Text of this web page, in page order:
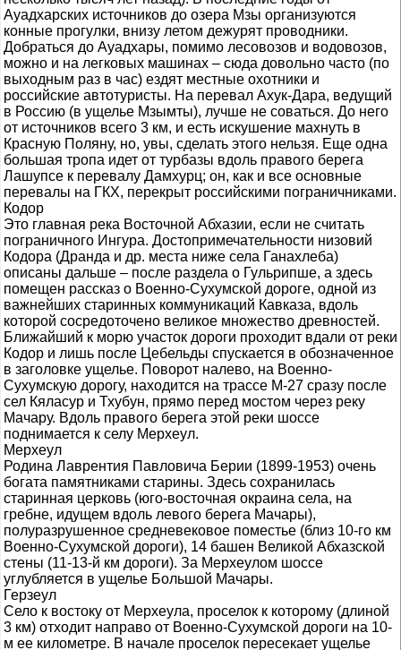
Ауадхарских источников до озера Мзы организуются
конные прогулки, внизу летом дежурят проводники.
Добраться до Ауадхары, помимо лесовозов и водовозов,
можно и на легковых машинах – сюда довольно часто (по
выходным раз в час) ездят местные охотники и
российские автотуристы. На перевал Ахук-Дара, ведущий
в Россию (в ущелье Мзымты), лучше не соваться. До него
от источников всего 3 км, и есть искушение махнуть в
Красную Поляну, но, увы, сделать этого нельзя. Еще одна
большая тропа идет от турбазы вдоль правого берега
Лашупсе к перевалу Дамхурц; он, как и все основные
перевалы на ГКХ, перекрыт российскими пограничниками.
Кодор
Это главная река Восточной Абхазии, если не считать
пограничного Ингура. Достопримечательности низовий
Кодора (Дранда и др. места ниже села Ганахлеба)
описаны дальше – после раздела о Гульрипше, а здесь
помещен рассказ о Военно-Сухумской дороге, одной из
важнейших старинных коммуникаций Кавказа, вдоль
которой сосредоточено великое множество древностей.
Ближайший к морю участок дороги проходит вдали от реки
Кодор и лишь после Цебельды спускается в обозначенное
в заголовке ущелье. Поворот налево, на Военно-
Сухумскую дорогу, находится на трассе М-27 сразу после
сел Кяласур и Тхубун, прямо перед мостом через реку
Мачару. Вдоль правого берега этой реки шоссе
поднимается к селу Мерхеул.
Мерхеул
Родина Лаврентия Павловича Берии (1899-1953) очень
богата памятниками старины. Здесь сохранилась
старинная церковь (юго-восточная окраина села, на
гребне, идущем вдоль левого берега Мачары),
полуразрушенное средневековое поместье (близ 10-го км
Военно-Сухумской дороги), 14 башен Великой Абхазской
стены (11-13-й км дороги). За Мерхеулом шоссе
углубляется в ущелье Большой Мачары.
Герзеул
Село к востоку от Мерхеула, проселок к которому (длиной
3 км) отходит направо от Военно-Сухумской дороги на 10-
м ее километре. В начале проселок пересекает ущелье